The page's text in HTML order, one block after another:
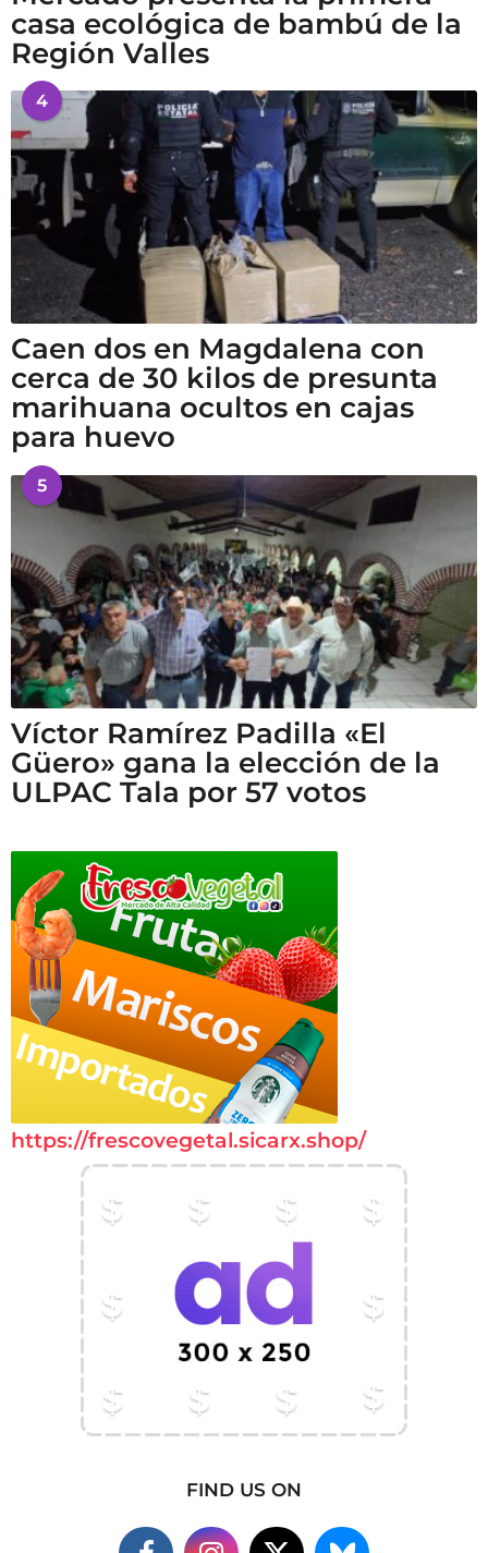
casa ecológica de bambú de la
Región Valles
4
Caen dos en Magdalena con
cerca de 30 kilos de presunta
marihuana ocultos en cajas
para huevo
5
Víctor Ramírez Padilla «El
Güero» gana la elección de la
ULPAC Tala por 57 votos
https://frescovegetal.sicarx.shop/
FIND US ON